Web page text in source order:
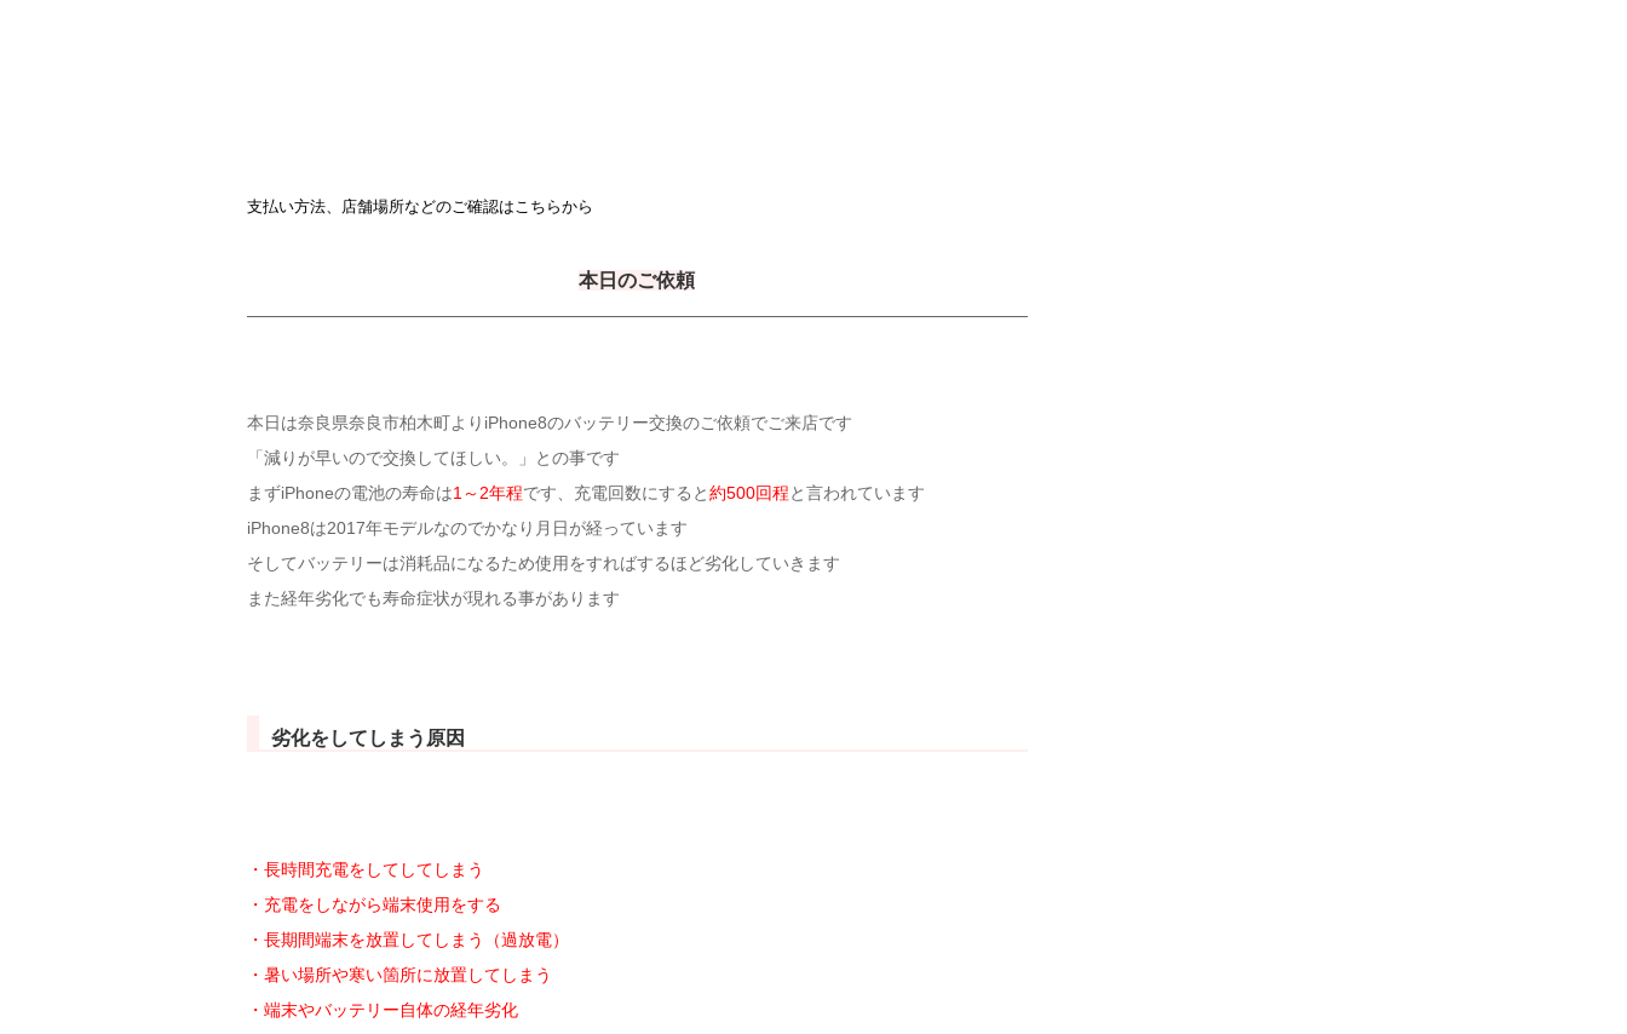
支払い方法、店舗場所などのご確認はこちらから
本日のご依頼
本日は奈良県奈良市柏木町よりiPhone8のバッテリー交換のご依頼でご来店です
「減りが早いので交換してほしい。」との事です
まずiPhoneの電池の寿命は1～2年程です、充電回数にすると約500回程と言われています
iPhone8は2017年モデルなのでかなり月日が経っています
そしてバッテリーは消耗品になるため使用をすればするほど劣化していきます
また経年劣化でも寿命症状が現れる事があります
劣化をしてしまう原因
・長時間充電をしてしてしまう
・充電をしながら端末使用をする
・長期間端末を放置してしまう（過放電）
・暑い場所や寒い箇所に放置してしまう
・端末やバッテリー自体の経年劣化